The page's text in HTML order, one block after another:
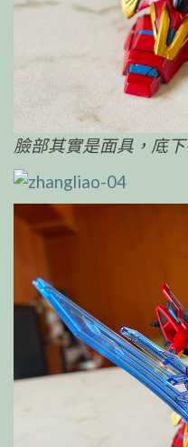
臉部其實是面具，底